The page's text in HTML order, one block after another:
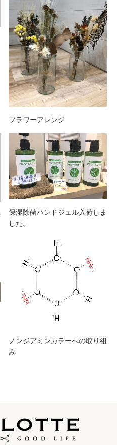
フラワーアレンジ
保湿除菌ハンドジェル入荷しま
した。
ノンジアミンカラーへの取り組
み